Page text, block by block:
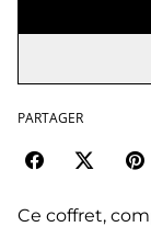
PARTAGER
Ce coffret,